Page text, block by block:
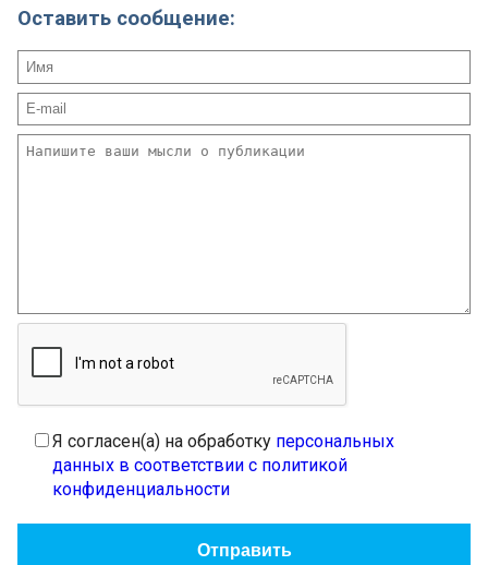
Оставить сообщение:
Я согласен(а) на обработку персональных
данных в соответствии с политикой
конфиденциальности